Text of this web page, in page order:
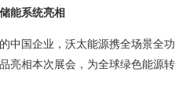
能系统亮相
国企业，沃太能源携全场景全功
亮相本次展会，为全球绿色能源转